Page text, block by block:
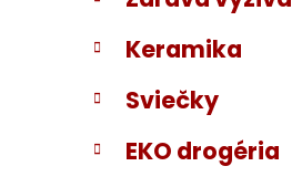
n
e
l
Keramika
Sviečky
EKO drogéria